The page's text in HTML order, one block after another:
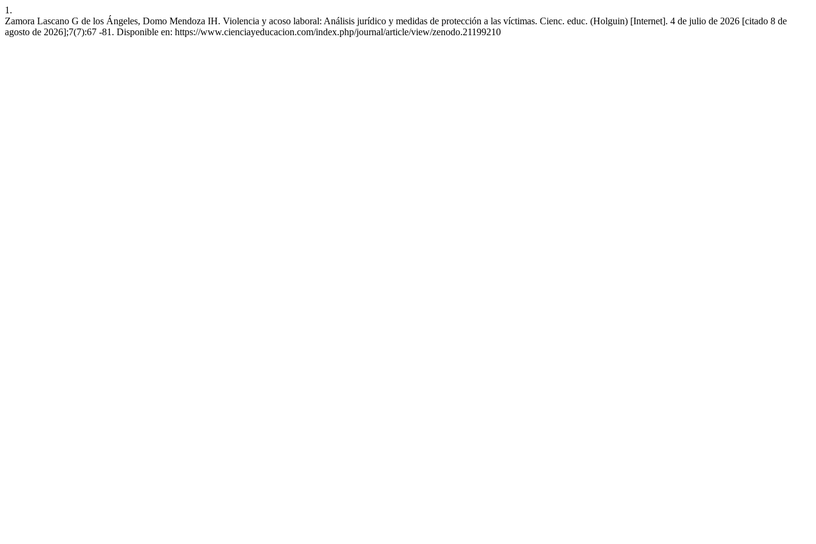
1.
Zamora Lascano G de los Ángeles, Domo Mendoza IH. Violencia y acoso laboral: Análisis jurídico y medidas de protección a las víctimas. Cienc. educ. (Holguin) [Internet]. 4 de julio de 2026 [citado 8 de
agosto de 2026];7(7):67 -81. Disponible en: https://www.cienciayeducacion.com/index.php/journal/article/view/zenodo.21199210